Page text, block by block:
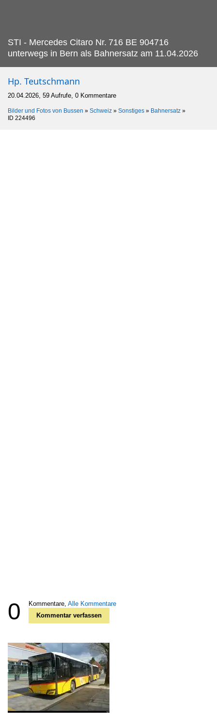
STI - Mercedes Citaro Nr. 716 BE 904716
unterwegs in Bern als Bahnersatz am 11.04.2026
Hp. Teutschmann
20.04.2026, 59 Aufrufe, 0 Kommentare
Bilder und Fotos von Bussen » Schweiz » Sonstiges » Bahnersatz »
ID 224496
0 Kommentare, Alle Kommentare
Kommentar verfassen